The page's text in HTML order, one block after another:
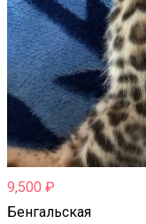
9,500 ₽
Бенгальская